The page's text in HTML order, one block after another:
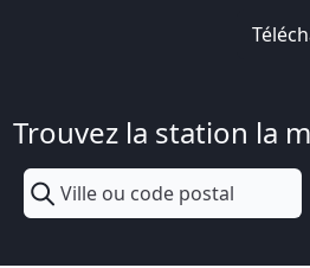
Trouvez la station la